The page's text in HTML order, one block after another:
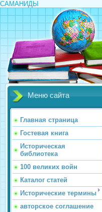
САМАНИДЫ
Меню сайта
Главная страница
Гостевая книга
Историческая
библиотека
100 великих войн
Каталог статей
Исторические термины
авторское соглашение